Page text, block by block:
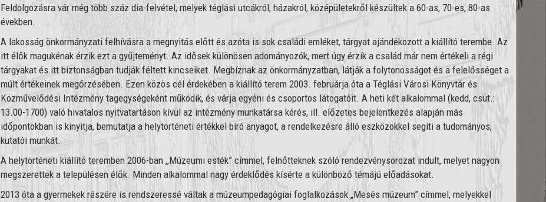
Feldolgozásra vár még több száz dia-felvétel, melyek téglási utcákról, házakról, középületekről készültek a 60-as, 70-es, 80-as
években.
A lakosság önkormányzati felhívásra a megnyitás előtt és azóta is sok családi emléket, tárgyat ajándékozott a kiállító terembe. Az
itt élők magukénak érzik ezt a gyűjteményt. Az idősek különösen adományozók, mert úgy érzik a család már nem értékeli a régi
tárgyakat és itt biztonságban tudják féltett kincseiket. Megbíznak az önkormányzatban, látják a folytonosságot és a felelősséget a
múlt értékeinek megőrzésében. Ezen közös cél érdekében a kiállító terem 2003. februárja óta a Téglási Városi Könyvtár és
Közművelődési Intézmény tagegységeként működik, és várja egyéni és csoportos látogatóit. A heti két alkalommal (kedd, csüt.:
13.00-1700) való hivatalos nyitvatartáson kívül az intézmény munkatársa kérés, ill. előzetes bejelentkezés alapján más
időpontokban is kinyitja, bemutatja a helytörténeti értékkel bíró anyagot, a rendelkezésre álló eszközökkel segíti a tudományos,
kutatói munkát.
A helytörténeti kiállító teremben 2006-ban ,,Múzeumi esték” címmel, felnőtteknek szóló rendezvénysorozat indult, melyet nagyon
megszerettek a településen élők. Minden alkalommal nagy érdeklődés kísérte a különböző témájú előadásokat.
2013 óta a gyermekek részére is rendszeressé váltak a múzeumpedagógiai foglalkozások „Mesés múzeum” címmel, melyekkel